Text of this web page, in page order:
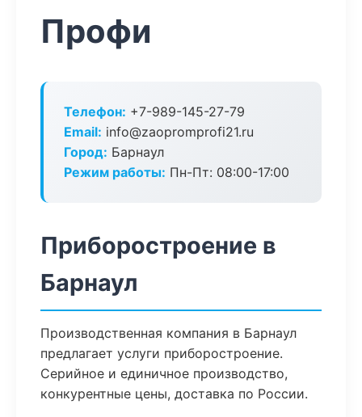
Профи
Телефон: +7-989-145-27-79
Email: info@zaopromprofi21.ru
Город: Барнаул
Режим работы: Пн-Пт: 08:00-17:00
Приборостроение в
Барнаул
Производственная компания в Барнаул
предлагает услуги приборостроение.
Серийное и единичное производство,
конкурентные цены, доставка по России.